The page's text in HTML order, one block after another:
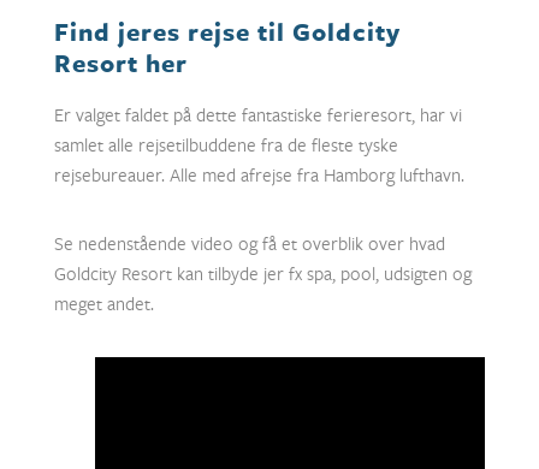
Find jeres rejse til Goldcity
Resort her
Er valget faldet på dette fantastiske ferieresort, har vi
samlet alle rejsetilbuddene fra de fleste tyske
rejsebureauer. Alle med afrejse fra Hamborg lufthavn.
Se nedenstående video og få et overblik over hvad
Goldcity Resort kan tilbyde jer fx spa, pool, udsigten og
meget andet.